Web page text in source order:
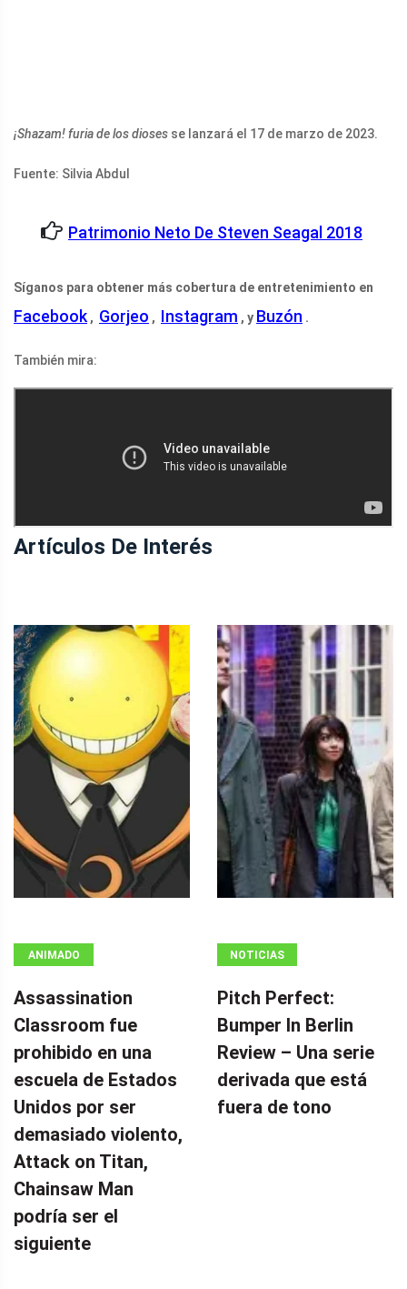
¡Shazam! furia de los dioses se lanzará el 17 de marzo de 2023.
Fuente: Silvia Abdul
Patrimonio Neto De Steven Seagal 2018
Síganos para obtener más cobertura de entretenimiento en
Facebook , Gorjeo , Instagram , y Buzón .
También mira:
Artículos De Interés
ANIMADO
Assassination
Classroom fue
prohibido en una
escuela de Estados
Unidos por ser
demasiado violento,
Attack on Titan,
Chainsaw Man
podría ser el
siguiente
NOTICIAS
Pitch Perfect:
Bumper In Berlin
Review – Una serie
derivada que está
fuera de tono